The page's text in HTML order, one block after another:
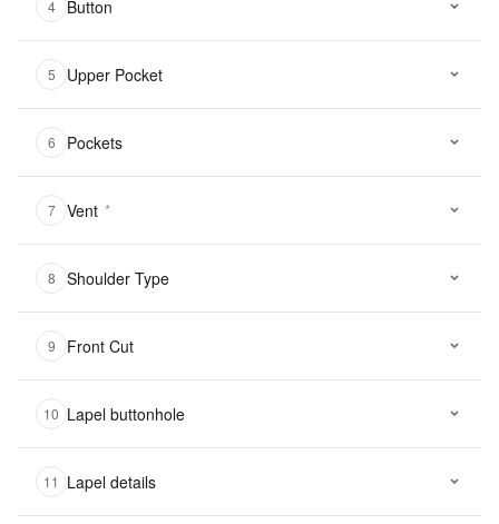
4 Button
5 Upper Pocket
6 Pockets
7 Vent *
8 Shoulder Type
9 Front Cut
10 Lapel buttonhole
11 Lapel details